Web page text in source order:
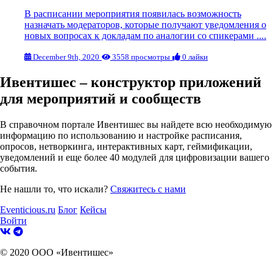
В расписании мероприятия появилась возможность
назначать модераторов, которые получают уведомления о
новых вопросах к докладам по аналогии со спикерами ....
December 9th, 2020 3558 просмотры 0 лайки
Ивентишес – конструктор приложений
для мероприятий и сообществ
В справочном портале Ивентишес вы найдете всю необходимую
информацию по использованию и настройке расписания,
опросов, нетворкинга, интерактивных карт, геймификации,
уведомлений и еще более 40 модулей для цифровизации вашего
события.
Не нашли то, что искали? Свяжитесь с нами
Eventicious.ru Блог Кейсы
Войти
© 2020 ООО «Ивентишес»